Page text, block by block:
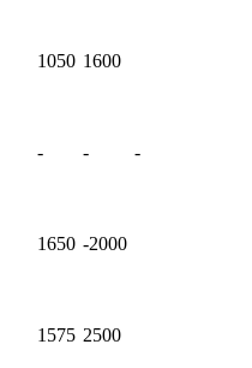
1050 1600
- - -
1650 -2000
1575 2500